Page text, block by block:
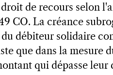
de recours selon
CO. La créance
débiteur solidaire
que dans la mesure
qui dépasse leur